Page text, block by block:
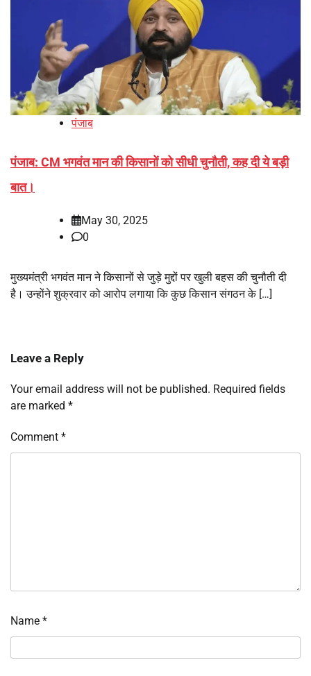
पंजाब
पंजाब: CM भगवंत मान की किसानों को सीधी चुनौती, कह दी ये बड़ी
बात।
May 30, 2025
0
मुख्यमंत्री भगवंत मान ने किसानों से जुड़े मुद्दों पर खुली बहस की चुनौती दी
है। उन्होंने शुक्रवार को आरोप लगाया कि कुछ किसान संगठन के […]
Leave a Reply
Your email address will not be published. Required fields
are marked *
Comment *
Name *